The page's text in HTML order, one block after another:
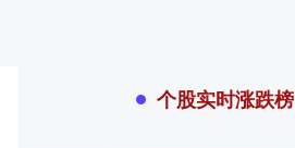
个股实时涨跌榜